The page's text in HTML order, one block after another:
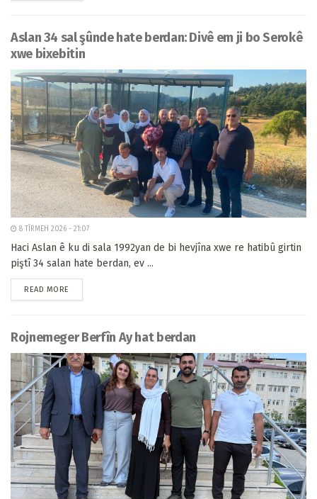
Aslan 34 sal şûnde hate berdan: Divê em ji bo Serokê
xwe bixebitin
8 TÎRMEH 2026 - 21:07
Haci Aslan ê ku di sala 1992yan de bi hevjîna xwe re hatibû girtin
piştî 34 salan hate berdan, ev ...
READ MORE
Rojnemeger Berfîn Ay hat berdan